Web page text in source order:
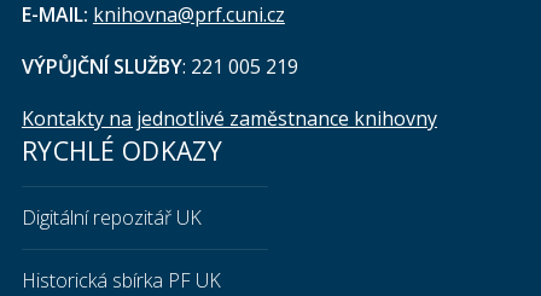
E-MAIL: knihovna@prf.cuni.cz
VÝPŮJČNÍ SLUŽBY: 221 005 219
Kontakty na jednotlivé zaměstnance knihovny
RYCHLÉ ODKAZY
Digitální repozitář UK
Historická sbírka PF UK